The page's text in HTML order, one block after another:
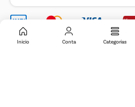
Inicio Conta Categorias